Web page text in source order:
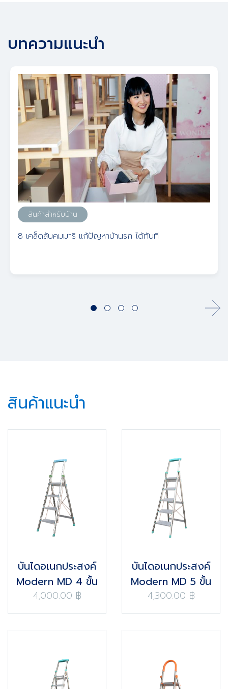
บทความแนะนำ
สินค้าสำหรับบ้าน
8 เคล็ดลับคมมาริ แก้ปัญหาบ้านรก ได้ทันที
สินค้าแนะนำ
บันไดอเนกประสงค์
Modern MD 4 ขั้น
4,000.00 ฿
บันไดอเนกประสงค์
Modern MD 5 ขั้น
4,300.00 ฿